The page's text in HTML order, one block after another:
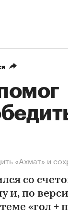
«Ахмат» и
со
и, по
«гол +